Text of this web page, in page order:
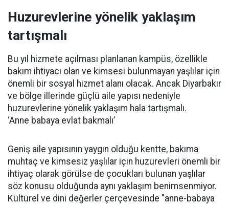
Huzurevlerine yönelik yaklaşım
tartışmalı
Bu yıl hizmete açılması planlanan kampüs, özellikle
bakım ihtiyacı olan ve kimsesi bulunmayan yaşlılar için
önemli bir sosyal hizmet alanı olacak. Ancak Diyarbakır
ve bölge illerinde güçlü aile yapısı nedeniyle
huzurevlerine yönelik yaklaşım hala tartışmalı.
‘Anne babaya evlat bakmalı’
Geniş aile yapısının yaygın olduğu kentte, bakıma
muhtaç ve kimsesiz yaşlılar için huzurevleri önemli bir
ihtiyaç olarak görülse de çocukları bulunan yaşlılar
söz konusu olduğunda aynı yaklaşım benimsenmiyor.
Kültürel ve dini değerler çerçevesinde "anne-babaya